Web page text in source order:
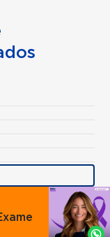
Agende
por
Whatsapp